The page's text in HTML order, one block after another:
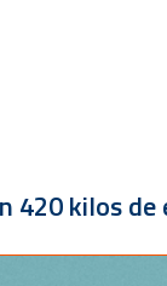
420 kilos